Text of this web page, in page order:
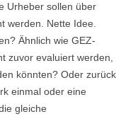
Urheber sollen über
werden. Nette Idee.
Ähnlich wie GEZ-
zuvor evaluiert werden,
könnten? Oder zurück
einmal oder eine
gleiche